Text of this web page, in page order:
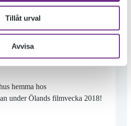
Tillåt urval
Avvisa
hemma hos
under Ölands filmvecka 2018!